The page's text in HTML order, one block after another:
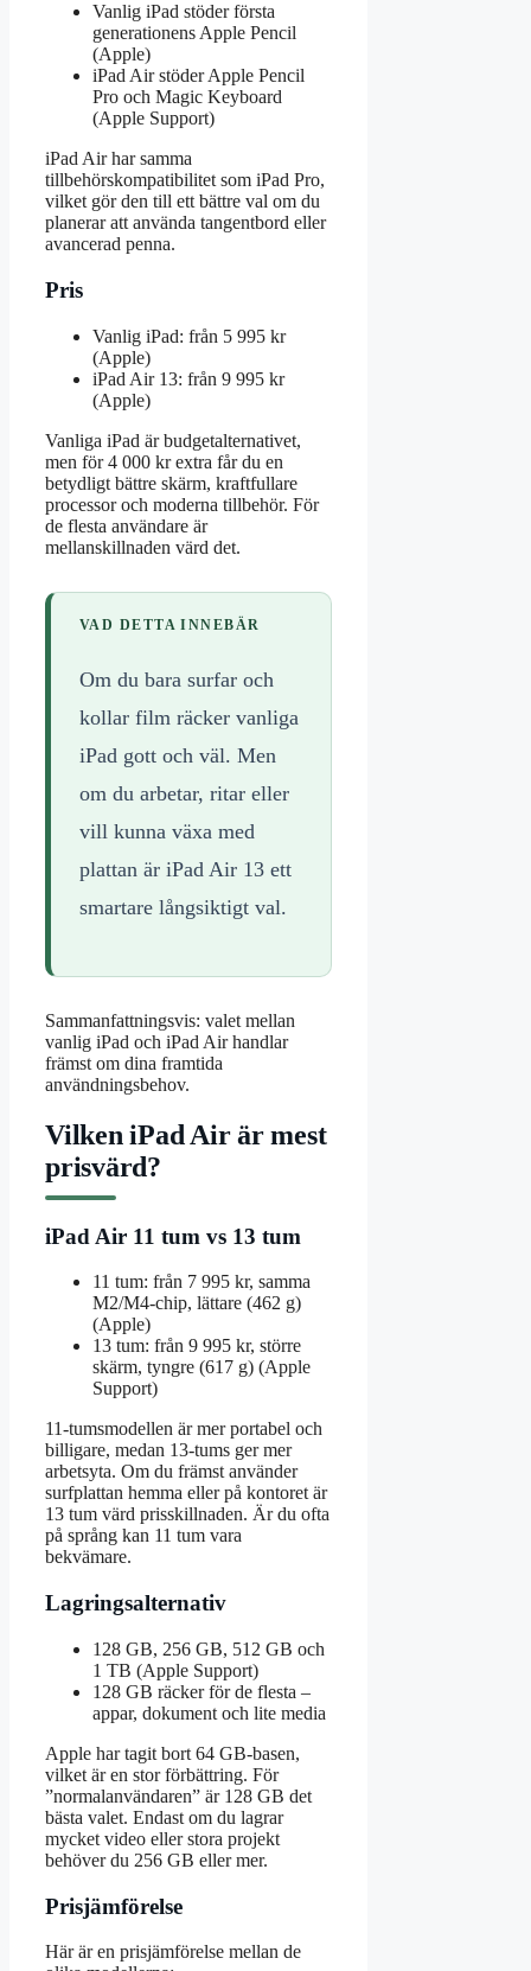
Vanlig iPad stöder första
generationens Apple Pencil
(Apple)
iPad Air stöder Apple Pencil
Pro och Magic Keyboard
(Apple Support)
iPad Air har samma
tillbehörskompatibilitet som iPad Pro,
vilket gör den till ett bättre val om du
planerar att använda tangentbord eller
avancerad penna.
Pris
Vanlig iPad: från 5 995 kr
(Apple)
iPad Air 13: från 9 995 kr
(Apple)
Vanliga iPad är budgetalternativet,
men för 4 000 kr extra får du en
betydligt bättre skärm, kraftfullare
processor och moderna tillbehör. För
de flesta användare är
mellanskillnaden värd det.
VAD DETTA INNEBÄR
Om du bara surfar och
kollar film räcker vanliga
iPad gott och väl. Men
om du arbetar, ritar eller
vill kunna växa med
plattan är iPad Air 13 ett
smartare långsiktigt val.
Sammanfattningsvis: valet mellan
vanlig iPad och iPad Air handlar
främst om dina framtida
användningsbehov.
Vilken iPad Air är mest
prisvärd?
iPad Air 11 tum vs 13 tum
11 tum: från 7 995 kr, samma
M2/M4-chip, lättare (462 g)
(Apple)
13 tum: från 9 995 kr, större
skärm, tyngre (617 g) (Apple
Support)
11-tumsmodellen är mer portabel och
billigare, medan 13-tums ger mer
arbetsyta. Om du främst använder
surfplattan hemma eller på kontoret är
13 tum värd prisskillnaden. Är du ofta
på språng kan 11 tum vara
bekvämare.
Lagringsalternativ
128 GB, 256 GB, 512 GB och
1 TB (Apple Support)
128 GB räcker för de flesta –
appar, dokument och lite media
Apple har tagit bort 64 GB-basen,
vilket är en stor förbättring. För
”normalanvändaren” är 128 GB det
bästa valet. Endast om du lagrar
mycket video eller stora projekt
behöver du 256 GB eller mer.
Prisjämförelse
Här är en prisjämförelse mellan de